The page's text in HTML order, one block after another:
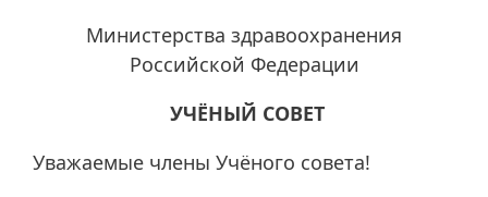
Министерства здравоохранения
Российской Федерации
УЧЁНЫЙ СОВЕТ
Уважаемые члены Учёного совета!